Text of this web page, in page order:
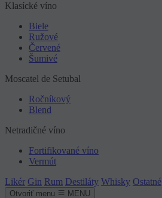
Klasícké víno
Biele
Ružové
Červené
Šumivé
Moscatel de Setubal
Ročníkový
Blend
Netradičné víno
Fortifikované víno
Vermút
Likér Gin Rum Destiláty Whisky Ostatné
Otvoriť menu MENU